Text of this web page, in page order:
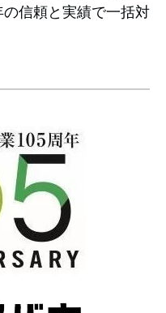
信頼と実績で一括対